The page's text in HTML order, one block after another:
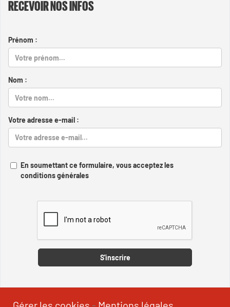
RECEVOIR NOS INFOS
Prénom :
Nom :
Votre adresse e-mail :
En soumettant ce formulaire, vous acceptez les
conditions générales
S'inscrire